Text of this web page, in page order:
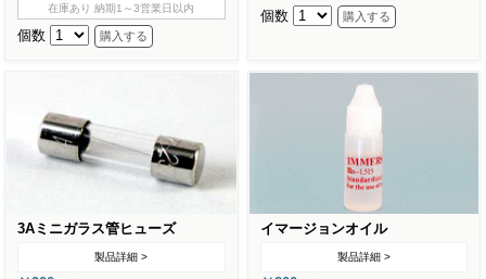
在庫あり 納期1～3営業日以内
個数
個数
3Aミニガラス管ヒューズ
製品詳細 >
イマージョンオイル
製品詳細 >